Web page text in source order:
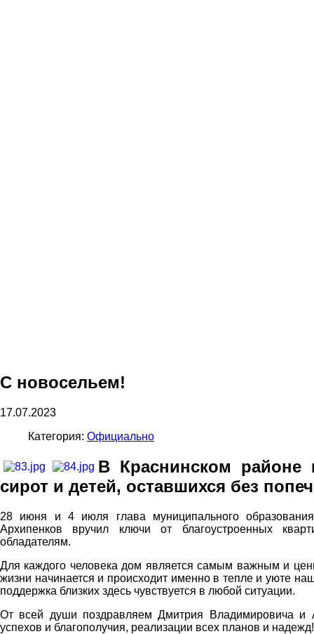
С новосельем!
17.07.2023
Категория: Официально
В Краснинском районе
сирот и детей, оставшихся без
28 июня и 4 июля глава муниципального
Архипенков вручил ключи от благоустроенных
обладателям.
Для каждого человека дом является самым важным и
жизни начинается и происходит именно в тепле и уюте
поддержка близких здесь чувствуется в любой ситуации.
От всей души поздравляем Дмитрия Владимировича
успехов и благополучия, реализации всех планов и надежд!